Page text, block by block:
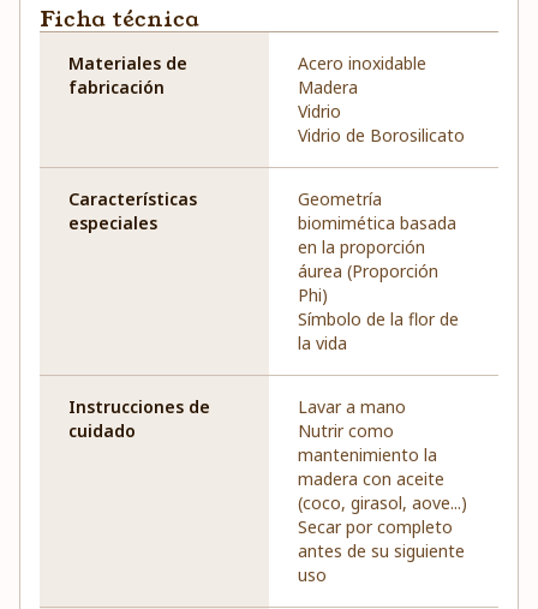
Ficha técnica
Materiales de
fabricación
Acero inoxidable
Madera
Vidrio
Vidrio de Borosilicato
Características
especiales
Geometría
biomimética basada
en la proporción
áurea (Proporción
Phi)
Símbolo de la flor de
la vida
Instrucciones de
cuidado
Lavar a mano
Nutrir como
mantenimiento la
madera con aceite
(coco, girasol, aove...)
Secar por completo
antes de su siguiente
uso